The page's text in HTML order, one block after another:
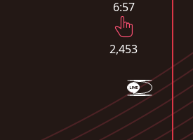
6:57
2,453